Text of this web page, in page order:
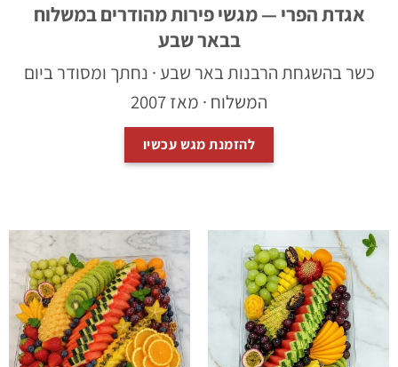
אגדת הפרי — מגשי פירות מהודרים במשלוח
בבאר שבע
כשר בהשגחת הרבנות באר שבע · נחתך ומסודר ביום
המשלוח · מאז 2007
להזמנת מגש עכשיו